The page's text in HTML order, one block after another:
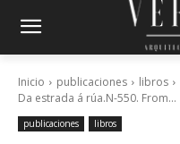
Inicio publicaciones libros
Da estrada á rúa.N-550. From...
publicaciones libros